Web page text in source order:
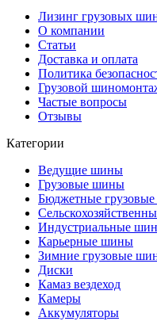
Лизинг грузовых
О компании
Статьи
Доставка и оплата
Политика
Грузовой
Частые вопросы
Отзывы
Категории
Ведущие шины
Грузовые шины
Бюджетные
Индустриальные
Карьерные шины
Зимние грузовые
Диски
Камаз вездеход
Камеры
Аккумуляторы